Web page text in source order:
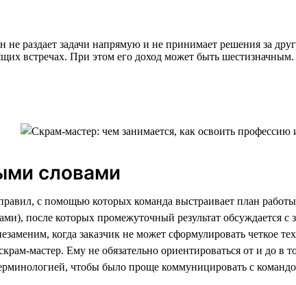
раздает задачи напрямую и не принимает решения за
встречах. При этом его доход может быть
словами
с помощью которых команда выстраивает план
после которых промежуточный результат обсуждается
когда заказчик не может сформулировать четкое
мастер. Ему не обязательно ориентироваться от и до в
чтобы было проще коммуницировать с